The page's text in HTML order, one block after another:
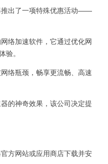
出了一项特殊优惠活动——
络加速软件，它通过优化网
验。
络瓶颈，畅享更流畅、高速
的神奇效果，该公司决定提
方网站或应用商店下载并安